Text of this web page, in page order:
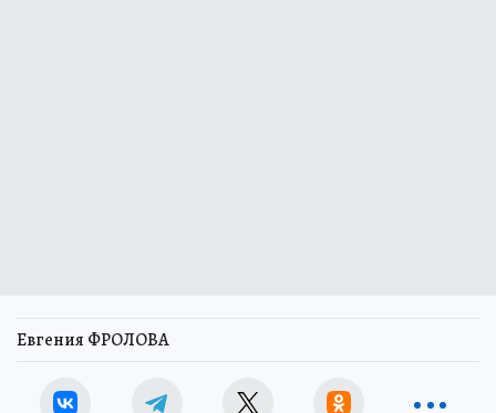
Евгения ФРОЛОВА